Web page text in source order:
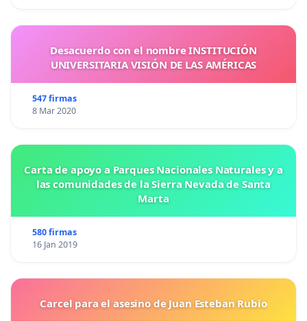
Desacuerdo con el nombre INSTITUCIÓN
UNIVERSITARIA VISIÓN DE LAS AMÉRICAS
547 firmas
8 Mar 2020
Carta de apoyo a Parques Nacionales Naturales y a
las comunidades de la Sierra Nevada de Santa
Marta
580 firmas
16 Jan 2019
Carcel para el asesino de Juan Esteban Rubio